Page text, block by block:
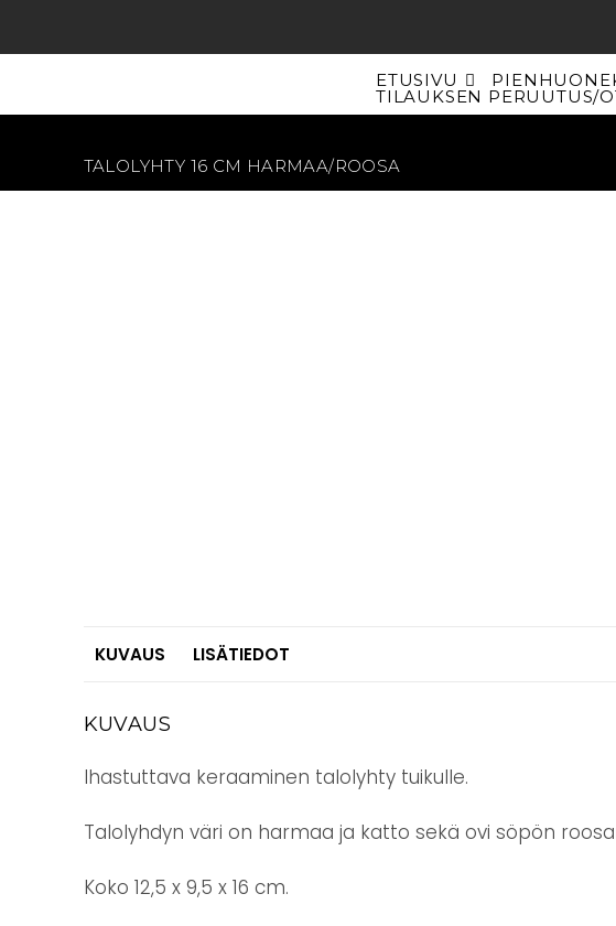
ETUSIVU
TILAUKSEN PERUUTUS/
TALOLYHTY 16 CM HARMAA/ROOSA
KUVAUS LISÄTIEDOT
KUVAUS
Ihastuttava keraaminen talolyhty tuikulle.
Talolyhdyn väri on harmaa ja katto sekä ovi söpön
Koko 12,5 x 9,5 x 16 cm.